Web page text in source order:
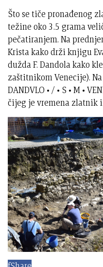
Što se tiče pronađenog
težine oko 3.5 grama
pečatiranjem. Na
Krista kako drži knjigu
dužda F. Dandola kako
zaštitnikom Venecije). Na
DANDVLO • / • S • M •
čijeg je vremena zlatnik